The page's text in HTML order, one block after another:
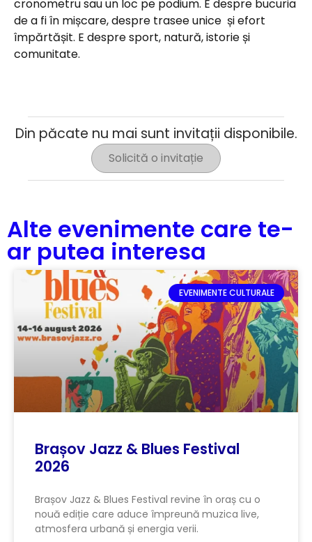
cronometru sau un loc pe podium. E despre bucuria
de a fi în mișcare, despre trasee unice și efort
împărtășit. E despresport, natură, istorie și
comunitate.
Din păcate nu mai sunt invitații disponibile.
Solicită o invitație
Alte evenimente care te-
ar putea interesa
EVENIMENTE CULTURALE
Brașov Jazz & Blues Festival
2026
Brașov Jazz & Blues Festival revine în oraș cu o
nouă ediție care aduce împreună muzica live,
atmosfera urbană și energia verii.